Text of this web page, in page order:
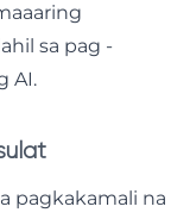
sa pag -
AI.
pagkakamali na